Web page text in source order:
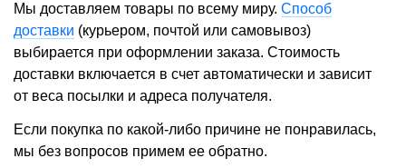
Мы доставляем товары по всему миру. Способ
доставки (курьером, почтой или самовывоз)
выбирается при оформлении заказа. Стоимость
доставки включается в счет автоматически и зависит
от веса посылки и адреса получателя.
Если покупка по какой-либо причине не понравилась,
мы без вопросов примем ее обратно.